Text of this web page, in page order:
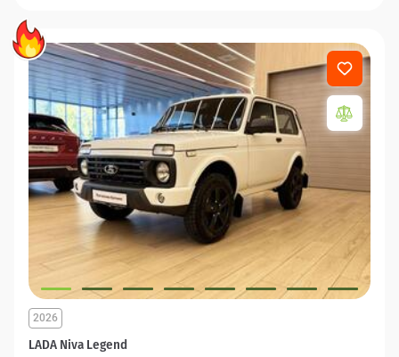
LADA Niva Legend
2026